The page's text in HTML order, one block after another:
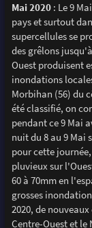
Mai 2020: Le 9
pays et surtout
supercellules se
des grêlons
Ouest produisent
inondations
Morbihan (56) du
été classifié, on
pendant ce 9 Mai
nuit du 8 au 9 Mai
pour cette
pluvieux sur
60 à 70mm en
grosses
2020, de
Centre-Ouest et le